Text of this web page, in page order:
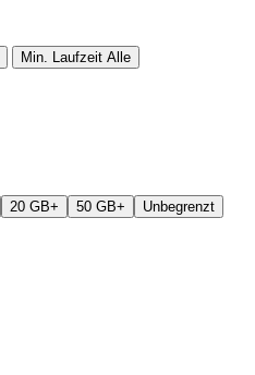
Min. Laufzeit Alle
20 GB+ 50 GB+ Unbegrenzt